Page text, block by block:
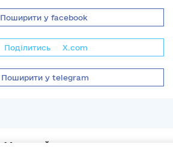
Поширити у facebook
Поділитись X.com
Поширити у telegram